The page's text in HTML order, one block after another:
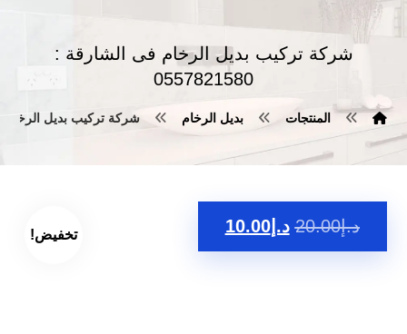
شركة تركيب بديل الرخام فى الشارقة :
0557821580
المنتجات بديل الرخام شركة تركيب بديل الرخام فى
تخفيض! د.إ20.00 د.إ10.00